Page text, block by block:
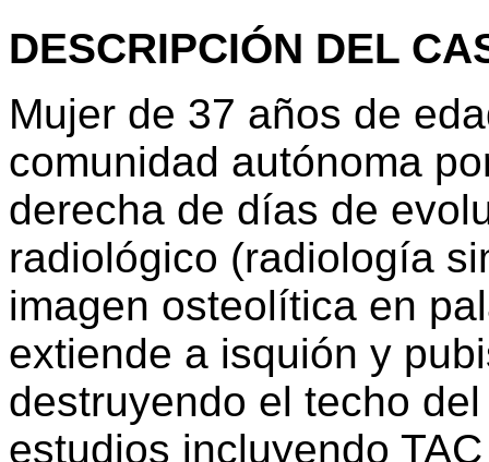
DESCRIPCIÓN DEL
Mujer de 37 años de
comunidad autónoma
derecha de días de
radiológico (radiología
imagen osteolítica en
extiende a isquión y
destruyendo el techo
estudios incluyendo